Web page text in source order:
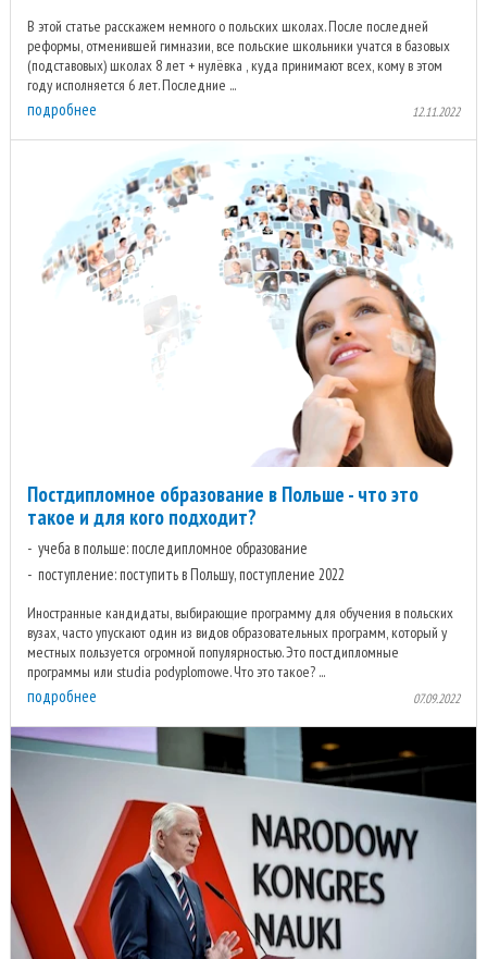
В этой статье расскажем немного о польских школах. После последней
реформы, отменившей гимназии, все польские школьники учатся в базовых
(подставовых) школах 8 лет + нулёвка , куда принимают всех, кому в этом
году исполняется 6 лет. Последние ...
подробнее 12.11.2022
Постдипломное образование в Польше - что это
такое и для кого подходит?
учеба в польше: последипломное образование
поступление: поступить в Польшу, поступление 2022
Иностранные кандидаты, выбирающие программу для обучения в польских
вузах, часто упускают один из видов образовательных программ, который у
местных пользуется огромной популярностью. Это постдипломные
программы или studia podyplomowe. Что это такое? ...
подробнее 07.09.2022